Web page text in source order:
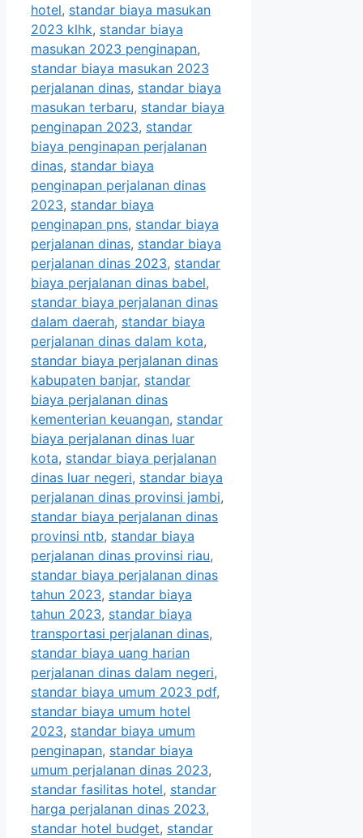
hotel, standar biaya masukan
2023 klhk, standar biaya
masukan 2023 penginapan,
standar biaya masukan 2023
perjalanan dinas, standar biaya
masukan terbaru, standar biaya
penginapan 2023, standar
biaya penginapan perjalanan
dinas, standar biaya
penginapan perjalanan dinas
2023, standar biaya
penginapan pns, standar biaya
perjalanan dinas, standar biaya
perjalanan dinas 2023, standar
biaya perjalanan dinas babel,
standar biaya perjalanan dinas
dalam daerah, standar biaya
perjalanan dinas dalam kota,
standar biaya perjalanan dinas
kabupaten banjar, standar
biaya perjalanan dinas
kementerian keuangan, standar
biaya perjalanan dinas luar
kota, standar biaya perjalanan
dinas luar negeri, standar biaya
perjalanan dinas provinsi jambi,
standar biaya perjalanan dinas
provinsi ntb, standar biaya
perjalanan dinas provinsi riau,
standar biaya perjalanan dinas
tahun 2023, standar biaya
tahun 2023, standar biaya
transportasi perjalanan dinas,
standar biaya uang harian
perjalanan dinas dalam negeri,
standar biaya umum 2023 pdf,
standar biaya umum hotel
2023, standar biaya umum
penginapan, standar biaya
umum perjalanan dinas 2023,
standar fasilitas hotel, standar
harga perjalanan dinas 2023,
standar hotel budget, standar